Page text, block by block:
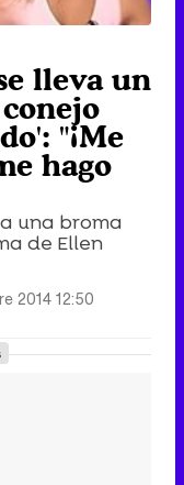
lleva un
"¡Me
hago
una broma
de Ellen
2014 12:50